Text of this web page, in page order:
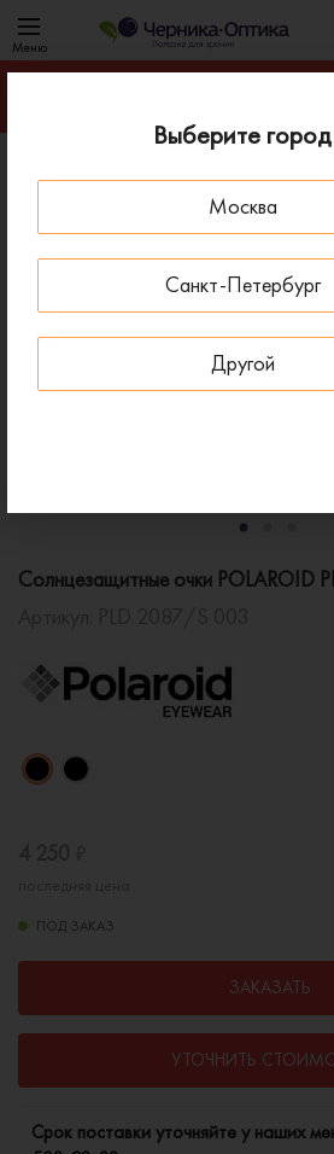
Выберите город
Москва
Санкт-Петербург
Другой
Меню
Гарантируем лучшую цену на
Главная
Солнцезащитные очки
Солнцезащитные очки
Солнцезащитные очки POLAROID
ПОД ЗАКАЗ
ЗАКАЗАТЬ
УТОЧНИТЬ
Cрок поставки уточняйте у наших
ПОД ЗАКАЗ